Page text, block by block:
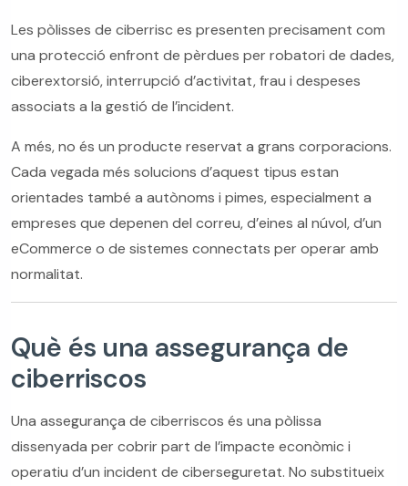
Les pòlisses de ciberrisc es presenten precisament com
una protecció enfront de pèrdues per robatori de dades,
ciberextorsió, interrupció d’activitat, frau i despeses
associats a la gestió de l’incident.
A més, no és un producte reservat a grans corporacions.
Cada vegada més solucions d’aquest tipus estan
orientades també a autònoms i pimes, especialment a
empreses que depenen del correu, d’eines al núvol, d’un
eCommerce o de sistemes connectats per operar amb
normalitat.
Què és una assegurança de
ciberriscos
Una assegurança de ciberriscos és una pòlissa
dissenyada per cobrir part de l’impacte econòmic i
operatiu d’un incident de ciberseguretat. No substitueix